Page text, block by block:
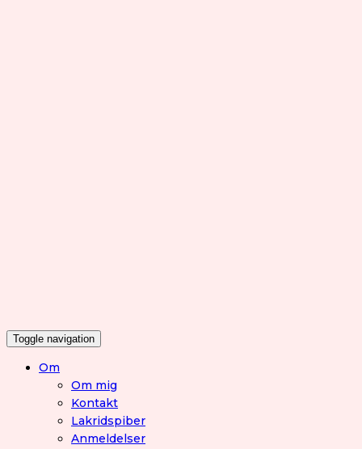
Toggle navigation
Om
Om mig
Kontakt
Lakridspiber
Anmeldelser